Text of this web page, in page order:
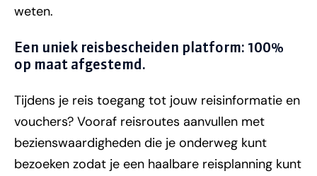
weten.
Een uniek reisbescheiden platform: 100%
op maat afgestemd.
Tijdens je reis toegang tot jouw reisinformatie en
vouchers? Vooraf reisroutes aanvullen met
bezienswaardigheden die je onderweg kunt
bezoeken zodat je een haalbare reisplanning kunt